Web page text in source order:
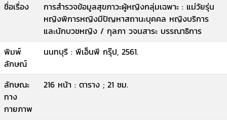
ชื่อเรื่อง
การสำรวจข้อมูลสุขภาวะผู้หญิงกลุ่มเฉพาะ : แม่วัยรุ่น
หญิงพิการหญิงมีปัญหาสถานะบุคคล หญิงบริการ
และนักบวชหญิง / กุลภา วจนสาระ บรรณาธิการ
พิมพ์
ลักษณ์
นนทบุรี : พีเอ็นพี กรุ๊ป, 2561.
ลักษณะ
ทาง
กายภาพ
216 หน้า : ตาราง ; 21 ซม.